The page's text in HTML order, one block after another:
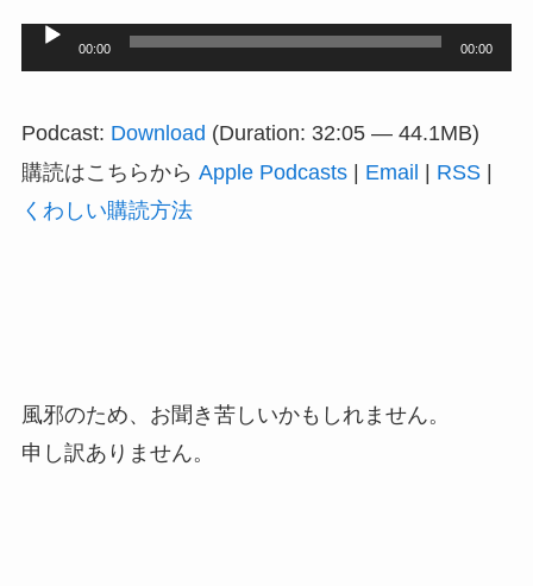
レ
ー
00:00 00:00
Podcast: Download (Duration: 32:05 — 44.1MB)
購読はこちらから Apple Podcasts| Email RSS|
くわしい購読方法
風邪のため、お聞き苦しいかもしれません。
申し訳ありません。